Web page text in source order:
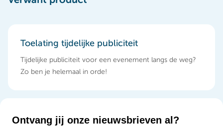
Toelating tijdelijke publiciteit
Tijdelijke publiciteit voor een evenement langs de weg?
Zo ben je helemaal in orde!
Ontvang jij onze nieuwsbrieven al?